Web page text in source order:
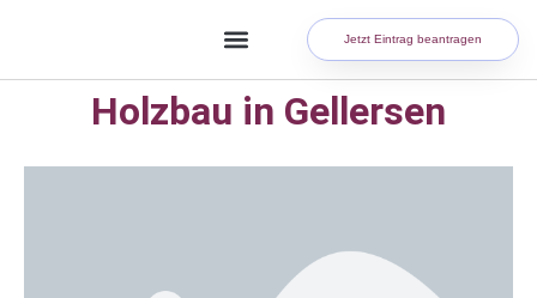
Jetzt Eintrag beantragen
Holzbau in Gellersen